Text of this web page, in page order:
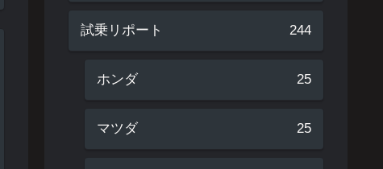
試乗リポート 244
ホンダ 25
マツダ 25